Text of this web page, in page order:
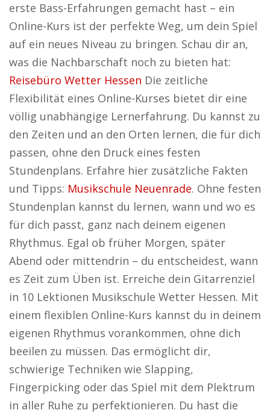
erste Bass-Erfahrungen gemacht hast – ein
Online-Kurs ist der perfekte Weg, um dein Spiel
auf ein neues Niveau zu bringen. Schau dir an,
was die Nachbarschaft noch zu bieten hat:
Reisebüro Wetter Hessen Die zeitliche
Flexibilität eines Online-Kurses bietet dir eine
völlig unabhängige Lernerfahrung. Du kannst zu
den Zeiten und an den Orten lernen, die für dich
passen, ohne den Druck eines festen
Stundenplans. Erfahre hier zusätzliche Fakten
und Tipps: Musikschule Neuenrade. Ohne festen
Stundenplan kannst du lernen, wann und wo es
für dich passt, ganz nach deinem eigenen
Rhythmus. Egal ob früher Morgen, später
Abend oder mittendrin – du entscheidest, wann
es Zeit zum Üben ist. Erreiche dein Gitarrenziel
in 10 Lektionen Musikschule Wetter Hessen. Mit
einem flexiblen Online-Kurs kannst du in deinem
eigenen Rhythmus vorankommen, ohne dich
beeilen zu müssen. Das ermöglicht dir,
schwierige Techniken wie Slapping,
Fingerpicking oder das Spiel mit dem Plektrum
in aller Ruhe zu perfektionieren. Du hast die